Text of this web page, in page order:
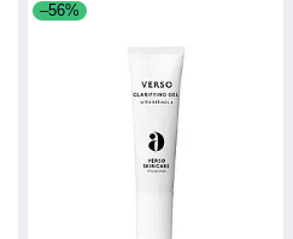
–56%